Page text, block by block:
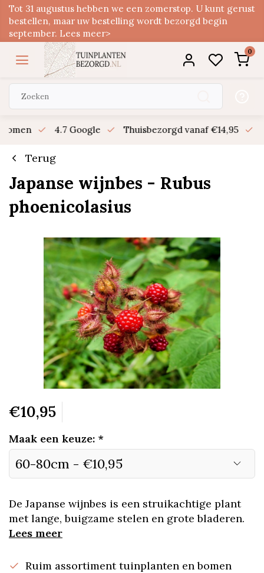
Tot 31 augustus hebben we een zomerstop. U kunt gerust
bestellen, maar uw bestelling wordt bezorgd begin
september. Lees meer>
0
4.7 Google Thuisbezorgd vanaf €14,95
Terug
Japanse wijnbes - Rubus
phoenicolasius
€10,95
Maak een keuze: *
De Japanse wijnbes is een struikachtige plant
met lange, buigzame stelen en grote bladeren.
Lees meer
Ruim assortiment tuinplanten en bomen